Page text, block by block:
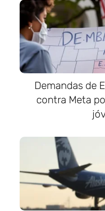
Demandas de
contra Meta